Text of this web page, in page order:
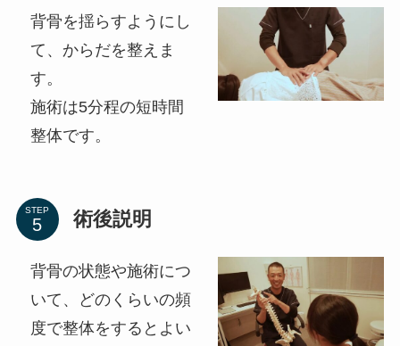
背骨を揺らすようにし
て、からだを整えま
す。
施術は5分程の短時間
整体です。
STEP 術後説明
背骨の状態や施術につ
いて、どのくらいの頻
度で整体をするとよい